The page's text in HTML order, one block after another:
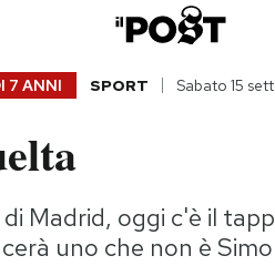
7 ANNI SPORT Sabato 15
Madrid, oggi c'è il
uno che non è